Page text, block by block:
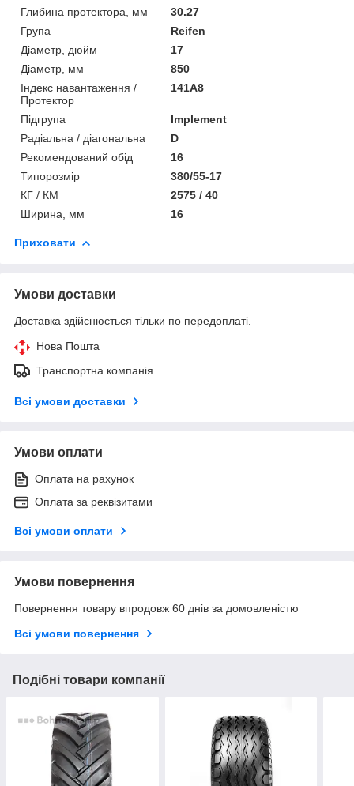
Глибина протектора, мм
30.27
Група
Reifen
Діаметр, дюйм
17
Діаметр, мм
850
Індекс навантаження /
Протектор
141A8
Підгрупа
Implement
Радіальна / діагональна
D
Рекомендований обід
16
Типорозмір
380/55-17
КГ / КМ
2575 / 40
Ширина, мм
16
Приховати
Умови доставки
Доставка здійснюється тільки по передоплаті.
Нова Пошта
Транспортна компанія
Всі умови доставки
Умови оплати
Оплата на рахунок
Оплата за реквізитами
Всі умови оплати
Умови повернення
Повернення товару впродовж 60 днів за домовленістю
Всі умови повернення
Подібні товари компанії